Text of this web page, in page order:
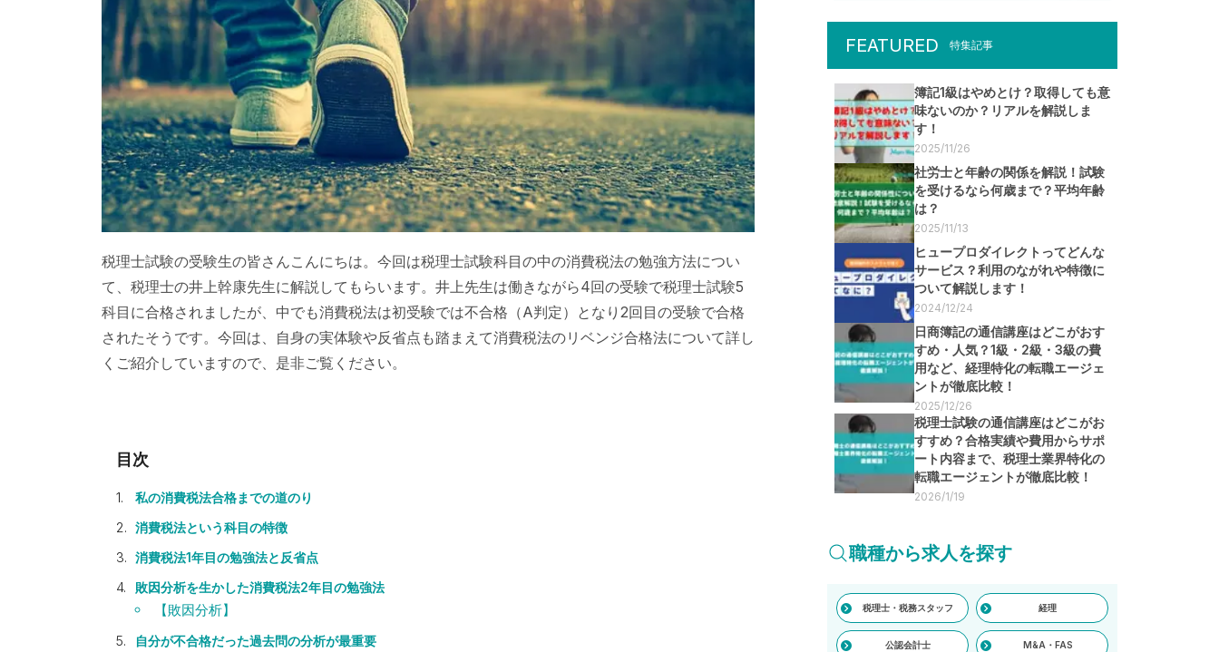
税理士試験の受験生の皆さんこんにちは。今回は税理士試験科目の中の消費税法の勉強方法につい
て、税理士の井上幹康先生に解説してもらいます。井上先生は働きながら4回の受験で税理士試験5
科目に合格されましたが、中でも消費税法は初受験では不合格（A判定）となり2回目の受験で合格
されたそうです。今回は、自身の実体験や反省点も踏まえて消費税法のリベンジ合格法について詳し
くご紹介していますので、是非ご覧ください。
私の消費税法合格までの道のり
消費税法という科目の特徴
消費税法1年目の勉強法と反省点
敗因分析を生かした消費税法2年目の勉強法
【敗因分析】
自分が不合格だった過去問の分析が最重要
FEATURED 特集記事
簿記1級はやめとけ？取得しても意
味ないのか？リアルを解説しま
す！
2025/11/26
社労士と年齢の関係を解説！試験
を受けるなら何歳まで？平均年齢
は？
2025/11/13
ヒュープロダイレクトってどんな
サービス？利用のながれや特徴に
ついて解説します！
2024/12/24
日商簿記の通信講座はどこがおす
すめ・人気？1級・2級・3級の費
用など、経理特化の転職エージェ
ントが徹底比較！
2025/12/26
税理士試験の通信講座はどこがお
すすめ？合格実績や費用からサポ
ート内容まで、税理士業界特化の
転職エージェントが徹底比較！
2026/1/19
職種から求人を探す
税理士・税務スタッフ 経理
公認会計士 M&A・FAS